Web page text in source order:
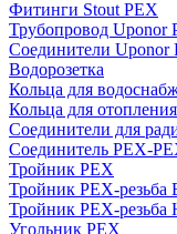
Фитинги Stout PEX
Трубопровод Uponor
Соединители Uponor
Водорозетка
Кольца для
Кольца для отопления
Соединители для
Соединитель PEX-
Тройник PEX
Тройник PEX-резьба
Тройник PEX-резьба
Угольник PEX